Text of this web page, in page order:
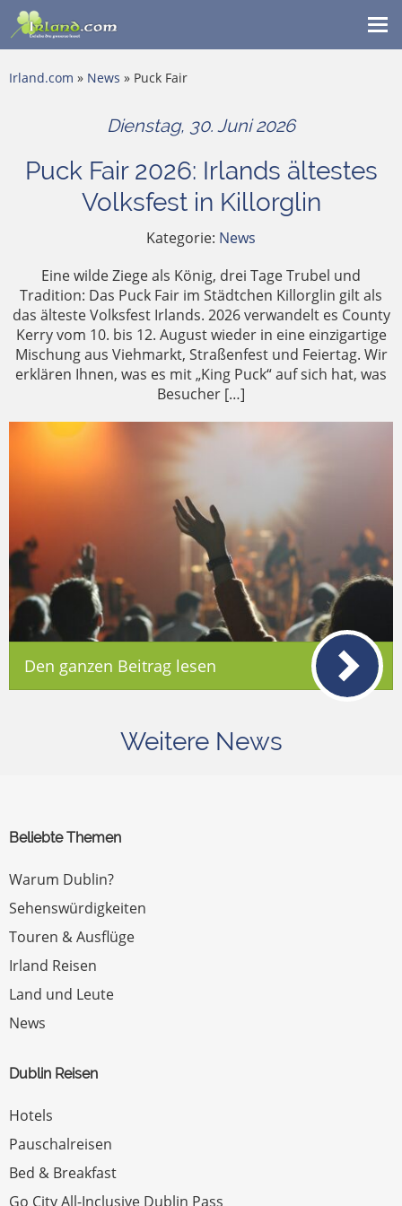
Irland.com » News » Puck Fair
Dienstag, 30. Juni 2026
Puck Fair 2026: Irlands ältestes
Volksfest in Killorglin
Kategorie: News
Eine wilde Ziege als König, drei Tage Trubel und
Tradition: Das Puck Fair im Städtchen Killorglin gilt als
das älteste Volksfest Irlands. 2026 verwandelt es County
Kerry vom 10. bis 12. August wieder in eine einzigartige
Mischung aus Viehmarkt, Straßenfest und Feiertag. Wir
erklären Ihnen, was es mit „King Puck“ auf sich hat, was
Besucher […]
Den ganzen Beitrag lesen
Weitere News
Beliebte Themen
Warum Dublin?
Sehenswürdigkeiten
Touren & Ausflüge
Irland Reisen
Land und Leute
News
Dublin Reisen
Hotels
Pauschalreisen
Bed & Breakfast
Go City All-Inclusive Dublin Pass